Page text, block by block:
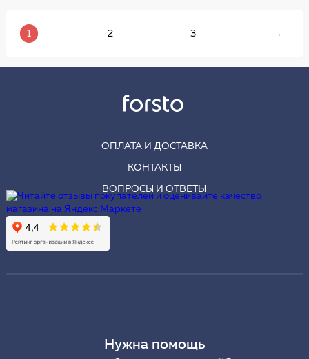
1 2 3 →
ОПЛАТА И ДОСТАВКА
КОНТАКТЫ
ВОПРОСЫ И ОТВЕТЫ
Нужна помощь